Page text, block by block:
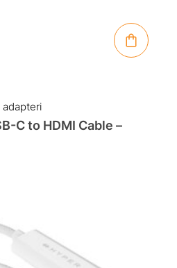
adapteri
C to HDMI Cable –